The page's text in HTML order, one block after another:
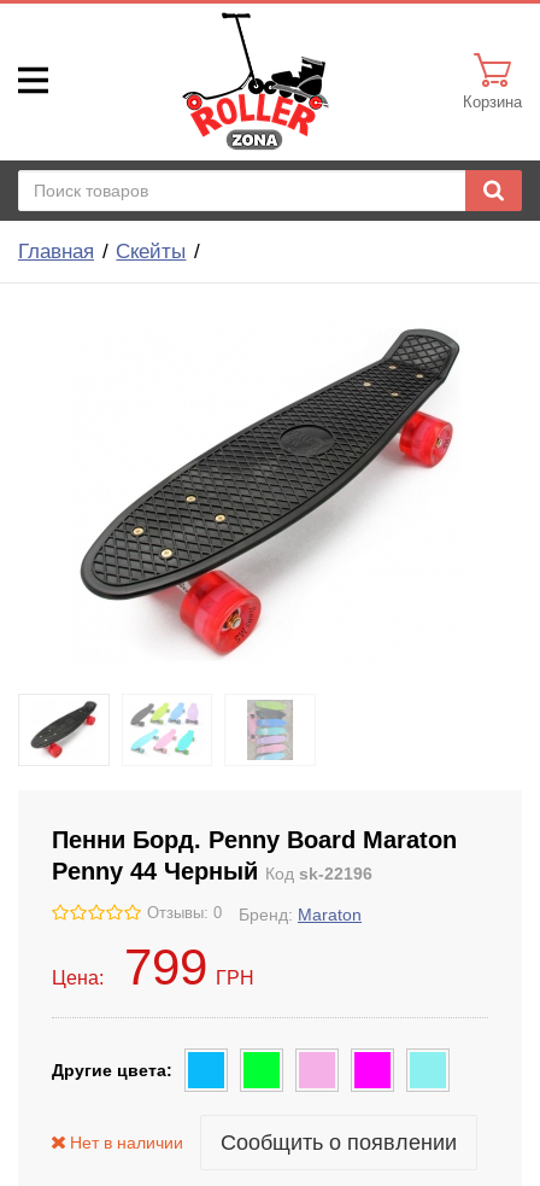
Корзина
Главная Скейты
Пенни Борд. Penny Board Maraton
Penny 44 Черный Код sk-22196
Отзывы: 0 Бренд: Maraton
Цена: 799 ГРН
Другие цвета:
Нет в наличии Сообщить о появлении